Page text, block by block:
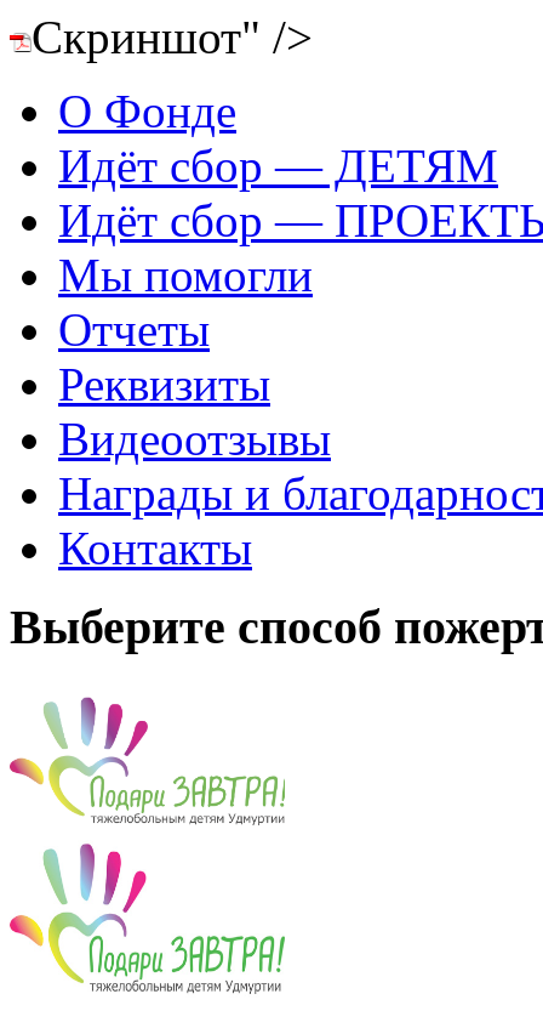
Скриншот" />
О Фонде
Идёт сбор — ДЕТЯМ
Идёт сбор —
Мы помогли
Отчеты
Реквизиты
Видеоотзывы
Награды и
Контакты
Выберите способ